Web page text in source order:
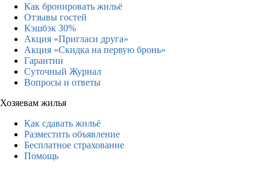
Как бронировать жильё
Отзывы гостей
Кэшбэк 30%
Акция «Пригласи друга»
Акция «Скидка на первую бронь»
Гарантии
Суточный Журнал
Вопросы и ответы
Хозяевам жилья
Как сдавать жильё
Разместить объявление
Бесплатное страхование
Помощь